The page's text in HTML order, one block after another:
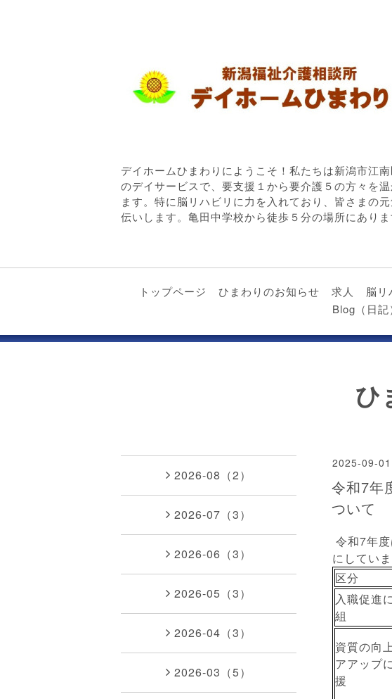
デイホームひまわりにようこそ！私たちは新潟市江
のデイサービスで、要支援１から要介護５の方々を
ます。特に脳リハビリに力を入れており、皆さまの
伝いします。亀田中学校から徒歩５分の場所にありま
トップページ ひまわりのお知らせ 求人 脳リ
Blog（日記
ひ
2025-09-
令和7年
ついて
令和7年
にしていま
区分
入職促進
組
資質の向
アアップ
援
2026-08（2）
2026-07（3）
2026-06（3）
2026-05（3）
2026-04（3）
2026-03（5）